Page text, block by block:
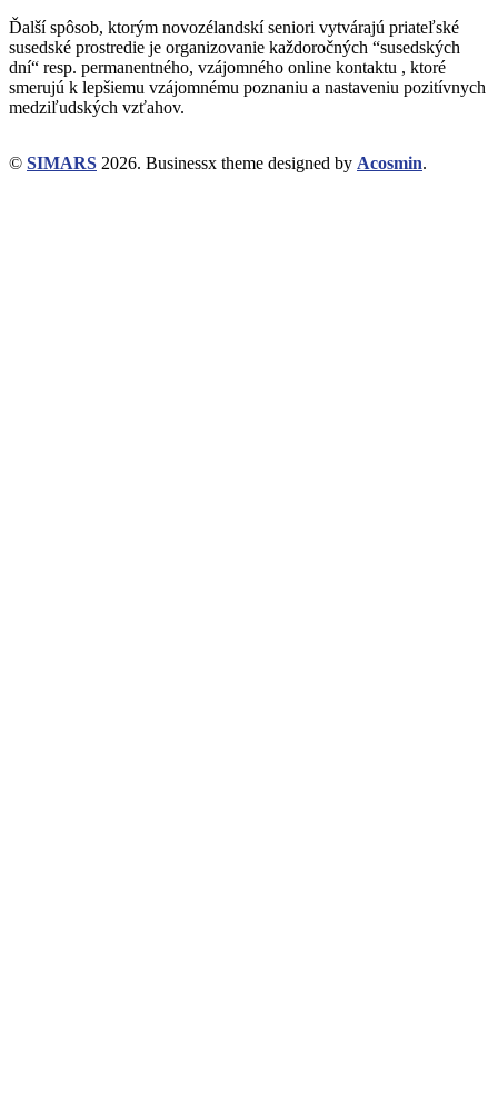
Ďalší spôsob, ktorým novozélandskí seniori vytvárajú priateľské
susedské prostredie je organizovanie každoročných “susedských
dní“ resp. permanentného, vzájomného online kontaktu , ktoré
smerujú k lepšiemu vzájomnému poznaniu a nastaveniu pozitívnych
medziľudských vzťahov.
© SIMARS 2026. Businessx theme designed by Acosmin.